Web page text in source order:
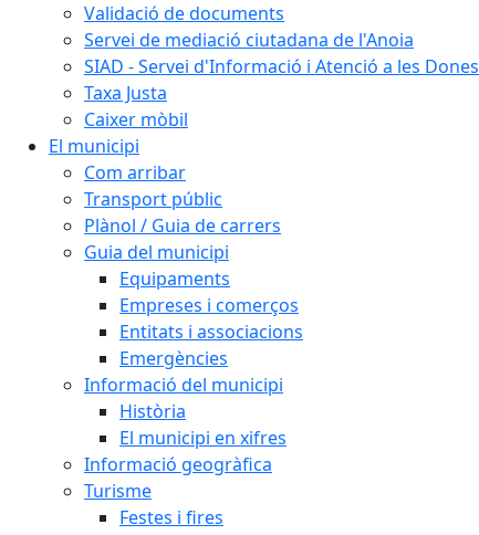
Validació de documents
Servei de mediació ciutadana de l'Anoia
SIAD - Servei d'Informació i Atenció a les Dones
Taxa Justa
Caixer mòbil
El municipi
Com arribar
Transport públic
Plànol / Guia de carrers
Guia del municipi
Equipaments
Empreses i comerços
Entitats i associacions
Emergències
Informació del municipi
Història
El municipi en xifres
Informació geogràfica
Turisme
Festes i fires